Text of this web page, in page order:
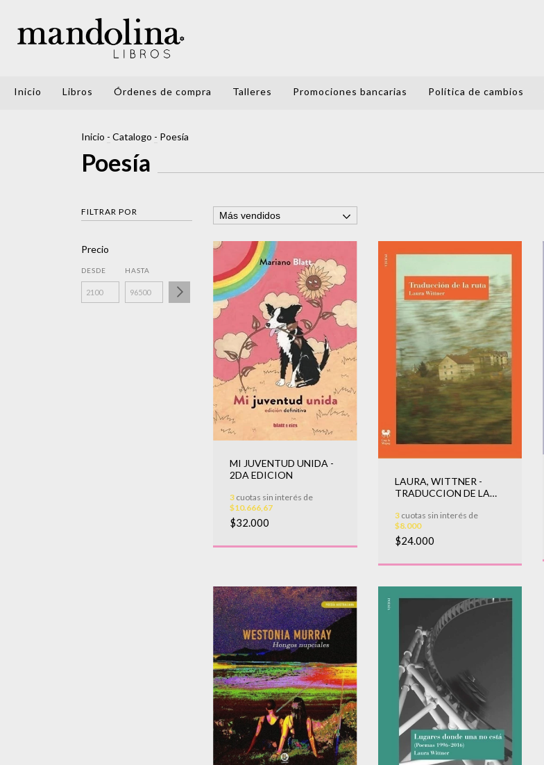
Inicio Libros Órdenes de compra Talleres Promociones bancarias Política de cambios
Inicio - Catalogo - Poesía
Poesía
FILTRAR POR
Precio
DESDE HASTA
MI JUVENTUD UNIDA -
2DA EDICION
3 cuotas sin interés de
$10.666,67
$32.000
LAURA, WITTNER -
TRADUCCION DE LA
3cuotas sin interés de
$8.000
$24.000